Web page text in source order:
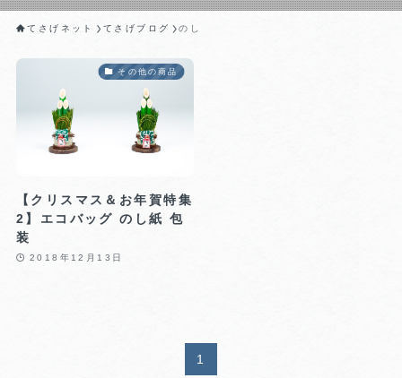
てさげネット てさげブログ のし
その他の商品
【クリスマス＆お年賀特集
2】エコバッグ のし紙 包
装
2018年12月13日
1